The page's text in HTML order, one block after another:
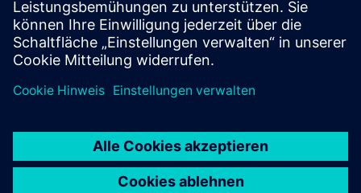
© Siemens 1996 – 2026
Corporate Information
Privacy Notice
Cookie Notice
Digital ID